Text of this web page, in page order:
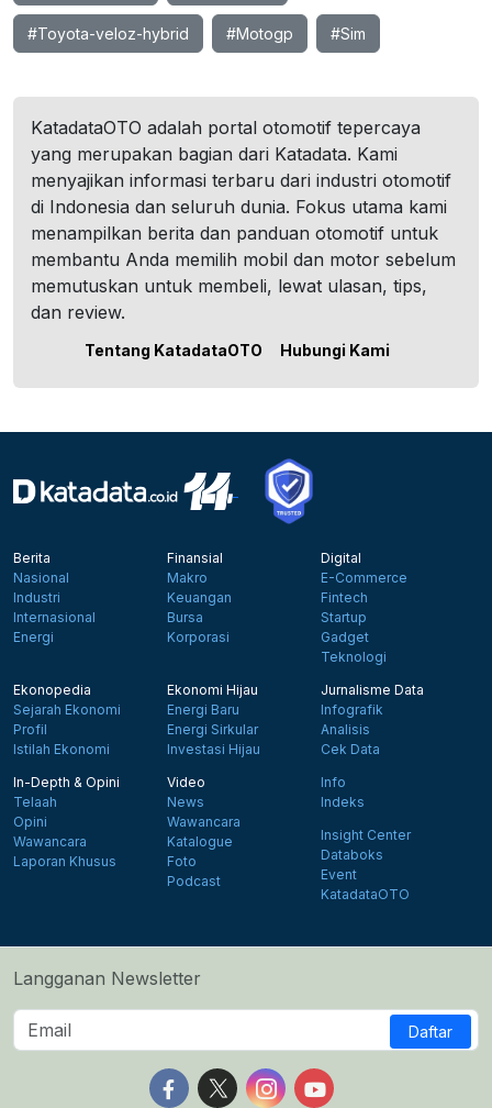
#Toyota-veloz-hybrid #Motogp #Sim
KatadataOTO adalah portal otomotif tepercaya
yang merupakan bagian dari Katadata. Kami
menyajikan informasi terbaru dari industri otomotif
di Indonesia dan seluruh dunia. Fokus utama kami
menampilkan berita dan panduan otomotif untuk
membantu Anda memilih mobil dan motor sebelum
memutuskan untuk membeli, lewat ulasan, tips,
dan review.
Tentang KatadataOTO Hubungi Kami
Berita
Nasional
Industri
Internasional
Energi
Finansial
Makro
Keuangan
Bursa
Korporasi
Digital
E-Commerce
Fintech
Startup
Gadget
Teknologi
Ekonopedia
Sejarah Ekonomi
Profil
Istilah Ekonomi
Ekonomi Hijau
Energi Baru
Energi Sirkular
Investasi Hijau
Jurnalisme Data
Infografik
Analisis
Cek Data
In-Depth & Opini
Telaah
Opini
Wawancara
Laporan Khusus
Video
News
Wawancara
Katalogue
Foto
Podcast
Info
Indeks
Insight Center
Databoks
Event
KatadataOTO
Langganan Newsletter
Daftar
Follow us on Facebook
Follow us on X
Follow us on Instagram
Follow us on